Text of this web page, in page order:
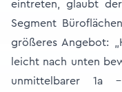
eintreten, glaubt
Segment
größeres Angebot:
leicht nach unten
unmittelbarer 1a